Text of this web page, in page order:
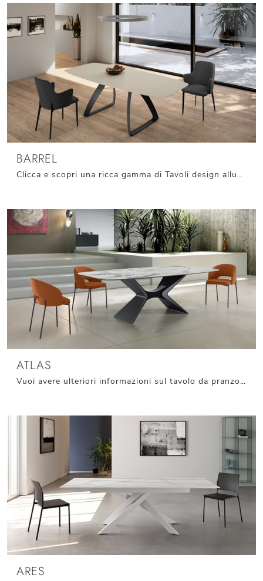
BARREL
Clicca e scopri una ricca gamma di Tavoli design allungabili da pranzo! Il modello Barrel di Stones ti aspetta.
ATLAS
Vuoi avere ulteriori informazioni sul tavolo da pranzo Atlas di Stones? Clicca e scopri di più sui modelli fissi della marca.
ARES